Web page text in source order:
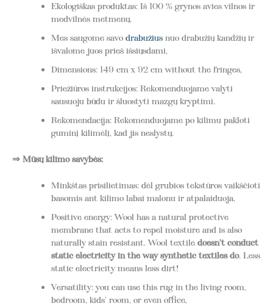
Ekologiškas produktas: Iš 100 % grynos avies vilnos ir
medvilnės metmenų,
Mes saugome savo drabužiusnuo drabužių kandžių ir
išvalome juos prieš išsiųsdami,
Dimensions: 149 cm x 92 cm without the fringes,
Priežiūros instrukcijos: Rekomenduojame valyti
sausuoju būdu ir šluostyti mazgų kryptimi.
Rekomendacija: Rekomenduojame po kilimu pakloti
guminį kilimėlį, kad jis neslystų.
⇒ Mūsų kilimo savybės:
Minkštas prisilietimas: dėl grubios tekstūros vaikščioti
basomis ant kilimo labai malonu ir atpalaiduoja,
Positive energy: Wool has a natural protective
membrane that acts to repel moisture and is also
naturally stain resistant. Wool textile doesn’t conduct
static electricity in the way synthetic textiles do. Less
static electricity means less dirt!
Versatility: you can use this rug in the living room,
bedroom, kids’ room, or even office,